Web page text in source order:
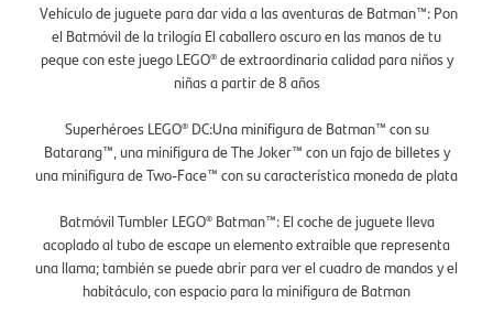
Vehículo de juguete para dar vida a las aventuras de Batman™: Pon
el Batmóvil de la trilogía El caballero oscuro en las manos de tu
peque con este juego LEGO® de extraordinaria calidad para niños y
niñas a partir de 8 años
Superhéroes LEGO® DC:Una minifigura de Batman™ con su
Batarang™, una minifigura de The Joker™ con un fajo de billetes y
una minifigura de Two-Face™ con su característica moneda de plata
Batmóvil Tumbler LEGO® Batman™: El coche de juguete lleva
acoplado al tubo de escape un elemento extraíble que representa
una llama; también se puede abrir para ver el cuadro de mandos y el
habitáculo, con espacio para la minifigura de Batman